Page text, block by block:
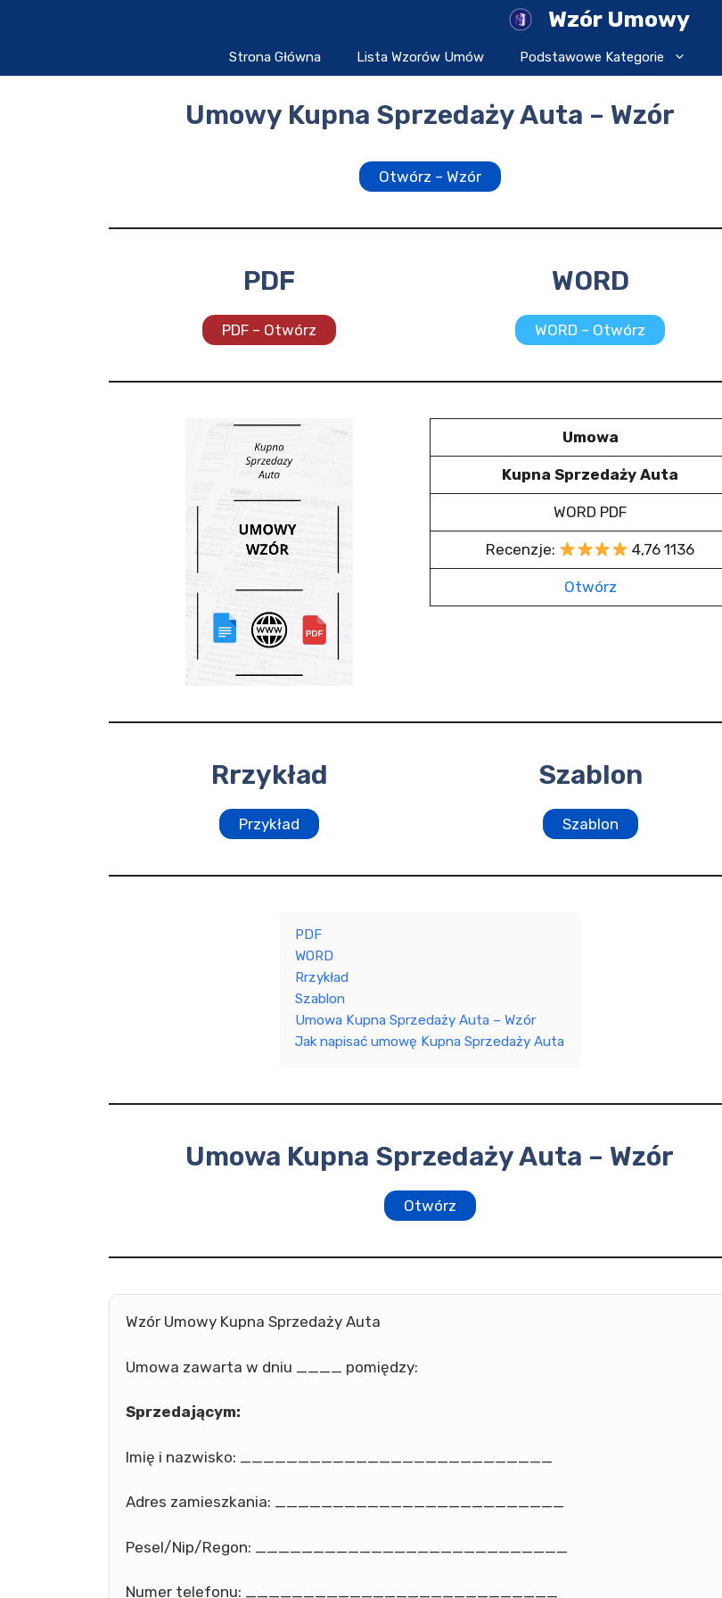
Wzór Umowy
Strona Główna Lista Wzorów Umów Podstawowe Kategorie
Umowy Kupna Sprzedaży Auta – Wzór
Otwórz – Wzór
PDF
PDF – Otwórz
WORD
WORD – Otwórz
Umowa
Kupna Sprzedaży Auta
WORD PDF
Recenzje: 4,76 1136
Otwórz
Rrzykład
Przykład
Szablon
Szablon
PDF
WORD
Rrzykład
Szablon
Umowa Kupna Sprzedaży Auta – Wzór
Jak napisać umowę Kupna Sprzedaży Auta
Umowa Kupna Sprzedaży Auta – Wzór
Otwórz
Wzór Umowy Kupna Sprzedaży Auta
Umowa zawarta w dniu ____ pomiędzy:
Sprzedającym:
Imię i nazwisko: ___________________________
Adres zamieszkania: _________________________
Pesel/Nip/Regon: ___________________________
Numer telefonu: ___________________________